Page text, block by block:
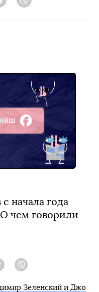
Telegram
начала года
чем говорили
Telegram
Зеленский и Джо